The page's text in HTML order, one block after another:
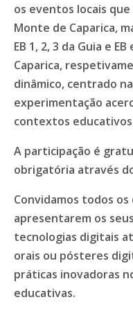
os eventos locais
Monte de Caparica,
EB 1, 2, 3 da Guia e
Caparica,
dinâmico, centrado
experimentação
contextos
A participação é
obrigatória através
Convidamos todos
apresentarem os
tecnologias digitais
orais ou pósteres
práticas inovadoras
educativas.